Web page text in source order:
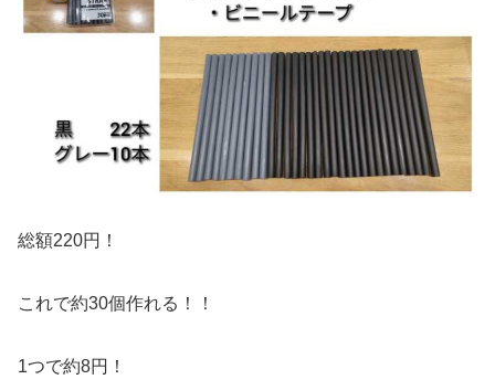
総額220円！
これで約30個作れる！！
1つで約8円！